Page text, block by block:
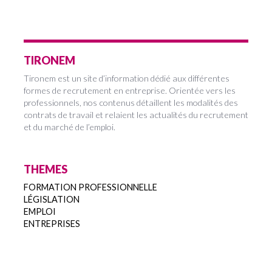
TIRONEM
Tironem est un site d’information dédié aux différentes
formes de recrutement en entreprise. Orientée vers les
professionnels, nos contenus détaillent les modalités des
contrats de travail et relaient les actualités du recrutement
et du marché de l’emploi.
THEMES
FORMATION PROFESSIONNELLE
LÉGISLATION
EMPLOI
ENTREPRISES